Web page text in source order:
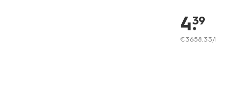
4.
39
€3658.33/l